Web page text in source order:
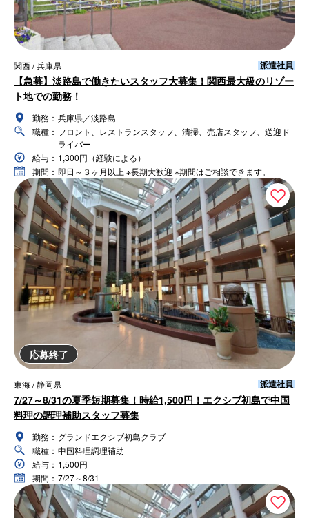
関西 / 兵庫県 派遣社員
【急募】淡路島で働きたいスタッフ大募集！関西最大級のリゾー
ト地での勤務！
勤務： 兵庫県／淡路島
職種： フロント、レストランスタッフ、清掃、売店スタッフ、送迎ド
ライバー
給与： 1,300円（経験による）
期間： 即日～３ヶ月以上 ※長期大歓迎 ※期間はご相談できます。
応募終了
東海 / 静岡県 派遣社員
7/27～8/31の夏季短期募集！時給1,500円！エクシブ初島で中国
料理の調理補助スタッフ募集
勤務： グランドエクシブ初島クラブ
職種： 中国料理調理補助
給与： 1,500円
期間： 7/27～8/31